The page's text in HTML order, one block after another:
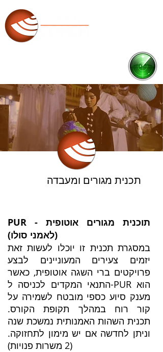
תכנית מגורים ומעבדה
PUR - תוכנית מגורים אוטופית
(לאמני סולו)
במסגרת תכנית זו יוכלו לעשות זאת
יזמים צעירים המעוניינים לבצע
פרויקטים ברי השגה אוטופית, כאשר
התנאי המקדים לכניסה ל-PUR הוא
מענק סיוע כספי מובטח לשמירה על
קור רוח במהלך תקופת הקורס.
תכנית השהות האמנותית נמשכת שנה
וניתן לחדשה אם יש מימון לתחזוקה.
(2 משרות פנויות)